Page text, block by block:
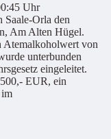
Uhr
Saale-Orla den
Am Alten Hügel.
Atemalkoholwert von
unterbunden
eingeleitet.
EUR, ein
im